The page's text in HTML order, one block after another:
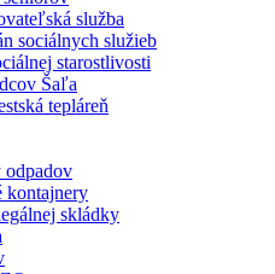
služba
sociálnych služieb
starostlivosti
Šaľa
tepláreň
odpadov
kontajnery
skládky